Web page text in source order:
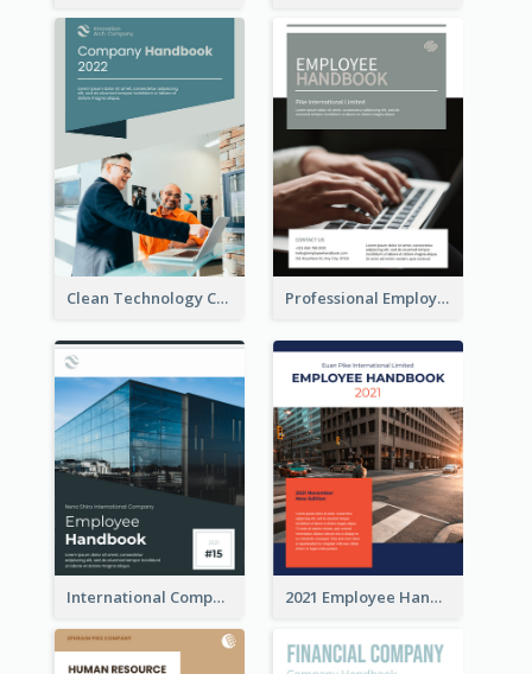
Clean Technology Company Handbook Professional Employee Handbook
International Company Handbook 2021 Employee Handbook